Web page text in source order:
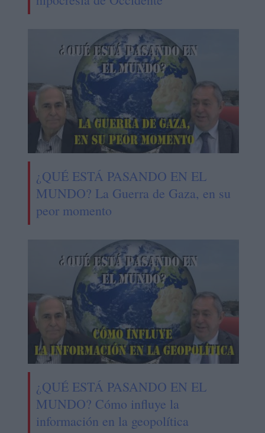
¿QUÉ ESTÁ PASANDO EN EL
MUNDO? La Guerra de Gaza, en su
peor momento
¿QUÉ ESTÁ PASANDO EN EL
MUNDO? Cómo influye la
información en la geopolítica